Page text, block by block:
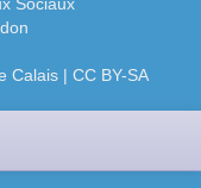
Calais | CC BY-SA